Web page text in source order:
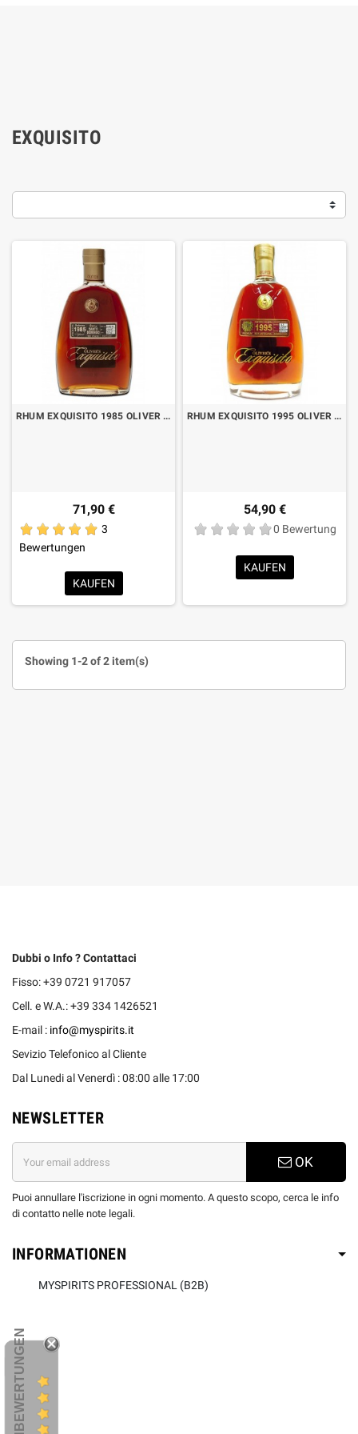
EXQUISITO
RHUM EXQUISITO 1985 OLIVER & OLIVER CL70
71,90 €
3
Bewertungen
KAUFEN
RHUM EXQUISITO 1995 OLIVER & OLIVER CL70
54,90 €
0 Bewertung
KAUFEN
Showing 1-2 of 2 item(s)
Dubbi o Info ? Contattaci
Fisso: +39 0721 917057
Cell. e W.A.: +39 334 1426521
E-mail : info@myspirits.it
Sevizio Telefonico al Cliente
Dal Lunedi al Venerdì : 08:00 alle 17:00
NEWSLETTER
OK
Puoi annullare l'iscrizione in ogni momento. A questo scopo, cerca le info
di contatto nelle note legali.
INFORMATIONEN
MYSPIRITS PROFESSIONAL (B2B)